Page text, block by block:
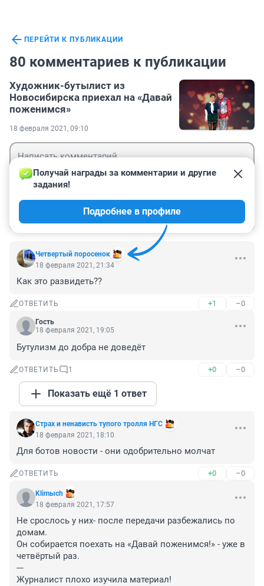
ПЕРЕЙТИ К ПУБЛИКАЦИИ
80 комментариев к публикации
Художник-бутылист из
Новосибирска приехал на «Давай
поженимся»
18 февраля 2021, 09:10
Четвертый поросенок
Получай награды за комментарии и другие
задания!
Подробнее в профиле
18 февраля 2021, 21:34
Как это развидеть??
ОТВЕТИТЬ +1 –0
Гость
18 февраля 2021, 19:05
Бутулизм до добра не доведёт
ОТВЕТИТЬ 1 +0 –0
Показать ещё 1 ответ
Cтрах и ненависть тупого тролля НГС
18 февраля 2021, 18:10
Для ботов новости - они одобрительно молчат
ОТВЕТИТЬ +0 –0
Klimыch
18 февраля 2021, 17:57
Не срослось у них- после передачи разбежались по
домам.
Он собирается поехать на «Давай поженимся!» - уже в
четвёртый раз.
---
Журналист плохо изучила материал!